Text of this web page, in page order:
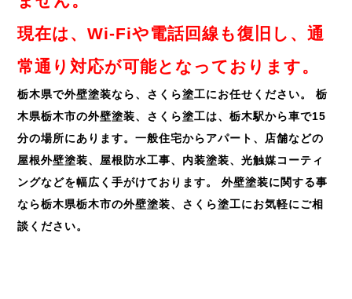
現在は、Wi-Fiや電話回線も復旧し、通
常通り対応が可能となっております。
栃木県で外壁塗装なら、さくら塗工にお任せください。
栃
木県栃木市の外壁塗装、さくら塗工は、栃木駅から車で15
分の場所にあります。一般住宅からアパート、店舗などの
屋根外壁塗装、屋根防水工事、内装塗装、光触媒コーティ
ングなどを幅広く手がけております。
外壁塗装に関する事
なら栃木県栃木市の外壁塗装、さくら塗工にお気軽にご相
談ください。